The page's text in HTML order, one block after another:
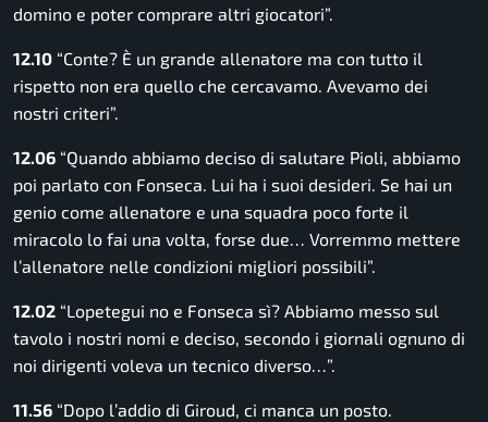
domino e poter comprare altri giocatori”.
12.10 “Conte? È un grande allenatore ma con tutto il
rispetto non era quello che cercavamo. Avevamo dei
nostri criteri”.
12.06 “Quando abbiamo deciso di salutare Pioli, abbiamo
poi parlato con Fonseca. Lui ha i suoi desideri. Se hai un
genio come allenatore e una squadra poco forte il
miracolo lo fai una volta, forse due… Vorremmo mettere
l’allenatore nelle condizioni migliori possibili”.
12.02 “Lopetegui no e Fonseca sì? Abbiamo messo sul
tavolo i nostri nomi e deciso, secondo i giornali ognuno di
noi dirigenti voleva un tecnico diverso…”.
11.56 “Dopo l’addio di Giroud, ci manca un posto.